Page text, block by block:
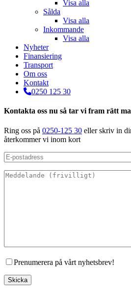
Visa alla
Sålda
Visa alla
Inkommande
Visa alla
Nyheter
Finansiering
Transport
Om oss
Kontakt
0250 125 30
Kontakta oss nu så tar vi fram rätt
Ring oss på 0250-125 30 eller skriv in
återkommer vi inom kort
Prenumerera på vårt nyhetsbrev!